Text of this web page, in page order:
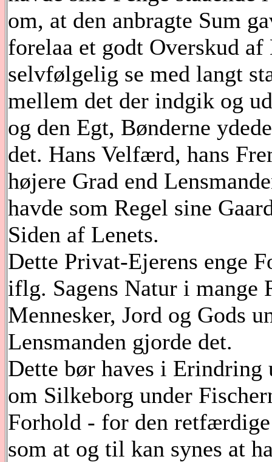
om, at den anbragte Sum
forelaa et godt Overskud
selvfølgelig se med langt
mellem det der indgik og
og den Egt, Bønderne
det. Hans Velfærd, hans
højere Grad end
havde som Regel sine
Siden af Lenets.
Dette Privat-Ejerens enge
iflg. Sagens Natur i mange
Mennesker, Jord og Gods
Lensmanden gjorde det.
Dette bør haves i
om Silkeborg under
Forhold - for den
som at og til kan synes at